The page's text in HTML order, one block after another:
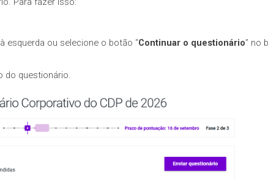
esquerda ou selecione o botão “Continuar o questionário” no
do questionário.